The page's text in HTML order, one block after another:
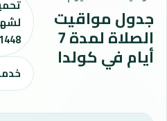
جدول مواقيت
الصلاة لمدة 7
أيام في كولدا
1448 هـ